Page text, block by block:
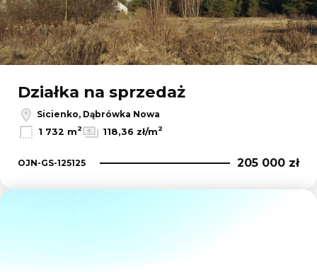
Działka na sprzedaż
Sicienko, Dąbrówka Nowa
1 732 m2 118,36 zł/m2
OJN-GS-125125 205 000 zł